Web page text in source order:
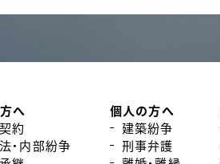
へ
約
・内部紛争
個人の方へ
建築紛争
刑事弁護